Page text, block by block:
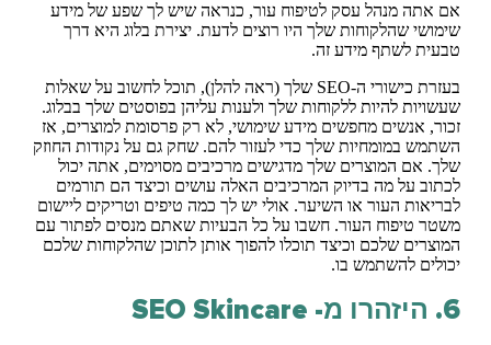
אם אתה מנהל עסק לטיפוח עור, כנראה שיש לך שפע של מידע
שימושי שהלקוחות שלך היו רוצים לדעת. יצירת בלוג היא דרך
טבעית לשתף מידע זה.
בעזרת כישורי ה-SEO שלך (ראה להלן), תוכל לחשוב על שאלות
שעשויות להיות ללקוחות שלך ולענות עליהן בפוסטים שלך בבלוג.
זכור, אנשים מחפשים מידע שימושי, לא רק פרסומת למוצרים, אז
השתמש במומחיות שלך כדי לעזור להם. שחק גם על נקודות החוזק
שלך. אם המוצרים שלך מדגישים מרכיבים מסוימים, אתה יכול
לכתוב על מה בדיוק המרכיבים האלה עושים וכיצד הם תורמים
לבריאות העור או השיער. אולי יש לך כמה טיפים וטריקים ליישום
משטר טיפוח העור. חשבו על כל הבעיות שאתם מנסים לפתור עם
המוצרים שלכם וכיצד תוכלו להפוך אותן לתוכן שהלקוחות שלכם
יכולים להשתמש בו.
6. היזהרו מ- SEO Skincare